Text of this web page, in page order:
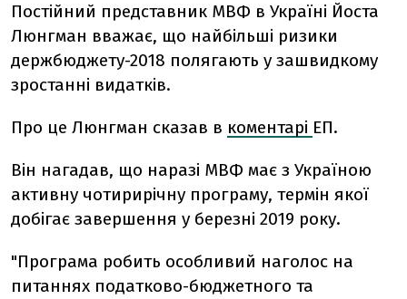
Постійний представник МВФ в Україні Йоста
Люнгман вважає, що найбільші ризики
держбюджету-2018 полягають у зашвидкому
зростанні видатків.
Про це Люнгман сказав в коментарі ЕП.
Він нагадав, що наразі МВФ має з Україною
активну чотирирічну програму, термін якої
добігає завершення у березні 2019 року.
"Програма робить особливий наголос на
питаннях податково-бюджетного та